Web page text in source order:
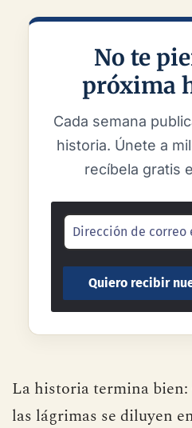
No te
próxima
Cada semana
historia. Únete a
recíbela gratis
La historia termina bien:
las lágrimas se diluyen